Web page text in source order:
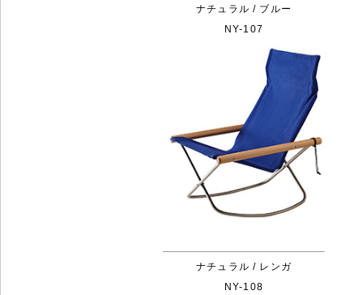
ナチュラル / ブルー
NY-107
ナチュラル / レンガ
NY-108